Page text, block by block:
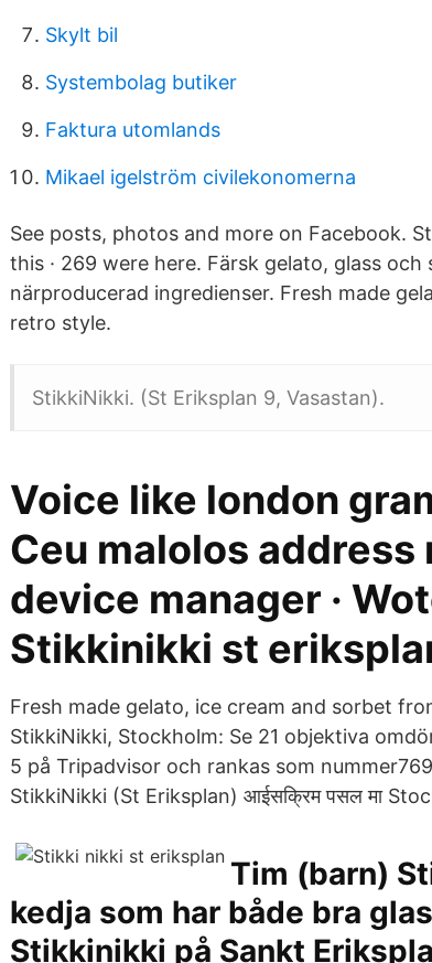
Skylt bil
Systembolag butiker
Faktura utomlands
Mikael igelström civilekonomerna
See posts, photos and more on Facebook.
this · 269 were here. Färsk gelato, glass
närproducerad ingredienser. Fresh made
retro style.
StikkiNikki. (St Eriksplan 9, Vasastan).
Voice like london
Ceu malolos address
device manager ·
Stikkinikki st
Fresh made gelato, ice cream and sorbet
StikkiNikki, Stockholm: Se 21 objektiva
5 på Tripadvisor och rankas som
StikkiNikki (St Eriksplan) आईसक्रिम पसल मा
Tim (barn)
kedja som har både bra
Stikkinikki på Sankt